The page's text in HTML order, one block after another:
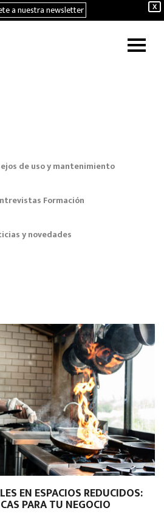
X
a nuestra newsletter
de uso y mantenimiento
Formación
y novedades
EN ESPACIOS REDUCIDOS:
PARA TU NEGOCIO